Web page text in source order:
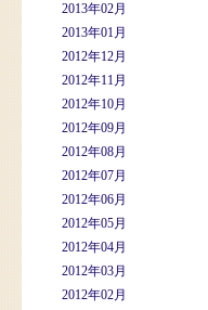
2013年02月
2013年01月
2012年12月
2012年11月
2012年10月
2012年09月
2012年08月
2012年07月
2012年06月
2012年05月
2012年04月
2012年03月
2012年02月